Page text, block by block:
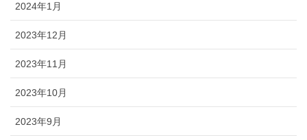
2024年1月
2023年12月
2023年11月
2023年10月
2023年9月